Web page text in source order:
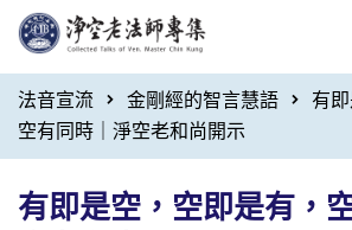
法音宣流 金剛經的智言慧語
有
空有同時｜淨空老和尚開示
有即是空，空即是有，